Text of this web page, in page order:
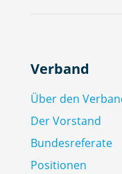
Verband
Über den
Der Vorstand
Bundesreferate
Positionen